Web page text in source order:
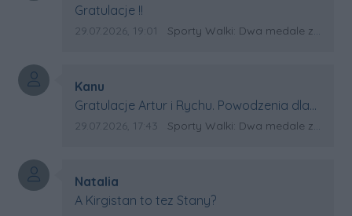
Treść komentarza:
Gratulacje !!
Data dodania komentarza:
29.07.2026, 19:01 Źródło komentarza:
Sporty Walki: Dwa medale za oceanem
Autor komentarza:
Kanu
Treść komentarza:
Gratulacje Artur i Rychu. Powodzenia dla
Kirgistanu.
Data dodania komentarza:
29.07.2026, 17:43 Źródło komentarza:
Sporty Walki: Dwa medale za oceanem
Autor komentarza:
Natalia
Treść komentarza:
A Kirgistan to tez Stany?